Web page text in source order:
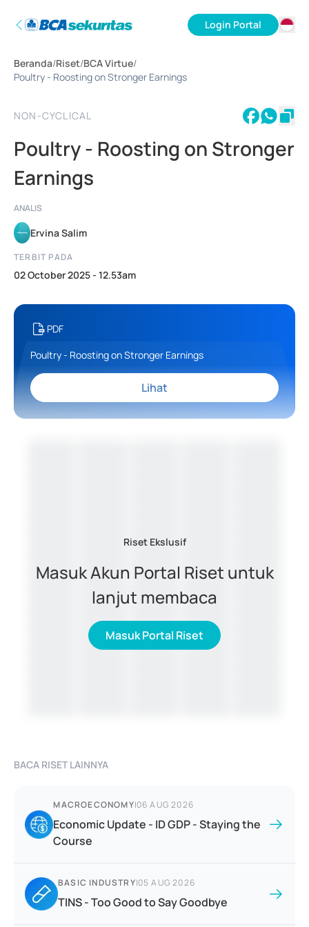
Login Portal
Beranda/Riset/BCA Virtue/
Poultry - Roosting on Stronger Earnings
NON-CYCLICAL
Poultry - Roosting on Stronger
Earnings
ANALIS
Ervina Salim
TERBIT PADA
02 October 2025 - 12.53am
PDF
Poultry - Roosting on Stronger Earnings
Lihat
Riset Ekslusif
Masuk Akun Portal Riset untuk
lanjut membaca
Masuk Portal Riset
BACA RISET LAINNYA
MACROECONOMY|06 AUG 2026
Economic Update - ID GDP - Staying the
Course
BASIC INDUSTRY|05 AUG 2026
TINS - Too Good to Say Goodbye